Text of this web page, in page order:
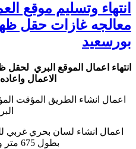
انتهاء وتسليم موقع
معالجه غازات حقل ظهر
بورسعيد
انتهاء اعمال الموقع البري لحقل
الاعمال
اعمال انشاء الطريق المؤقت
اعمال انشاء لسان بحري غربي
بطول 675 متر وعرض 15 متر